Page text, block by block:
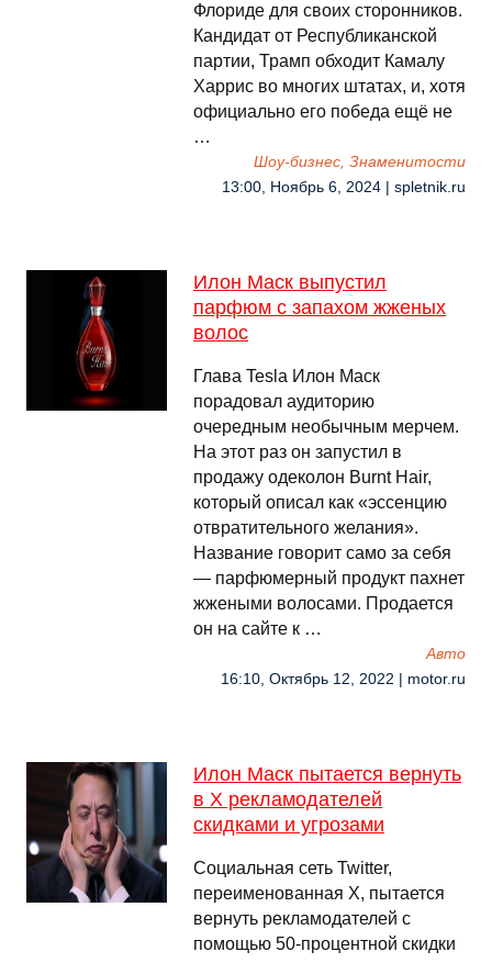
Флориде для своих сторонников.
Кандидат от Республиканской
партии, Трамп обходит Камалу
Харрис во многих штатах, и, хотя
официально его победа ещё не
…
Шоу-бизнес, Знаменитости
13:00, Ноябрь 6, 2024 | spletnik.ru
Илон Маск выпустил
парфюм с запахом жженых
волос
Глава Tesla Илон Маск
порадовал аудиторию
очередным необычным мерчем.
На этот раз он запустил в
продажу одеколон Burnt Hair,
который описал как «эссенцию
отвратительного желания».
Название говорит само за себя
— парфюмерный продукт пахнет
жжеными волосами. Продается
он на сайте к …
Авто
16:10, Октябрь 12, 2022 | motor.ru
Илон Маск пытается вернуть
в X рекламодателей
скидками и угрозами
Социальная сеть Twitter,
переименованная X, пытается
вернуть рекламодателей с
помощью 50-процентной скидки